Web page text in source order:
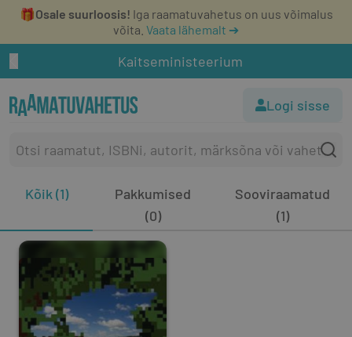
🎁Osale suurloosis! Iga raamatuvahetus on uus võimalus
võita. Vaata lähemalt ➔
Kaitseministeerium
Logi sisse
Kõik (1)
Pakkumised
(0)
Sooviraamatud
(1)